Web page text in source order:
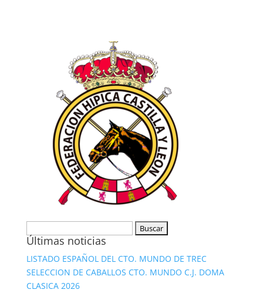
Últimas noticias
LISTADO ESPAÑOL DEL CTO. MUNDO DE TREC
SELECCION DE CABALLOS CTO. MUNDO C.J. DOMA
CLASICA 2026